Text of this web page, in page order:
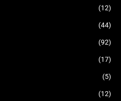
(12)
(44)
(92)
(17)
(5)
(12)